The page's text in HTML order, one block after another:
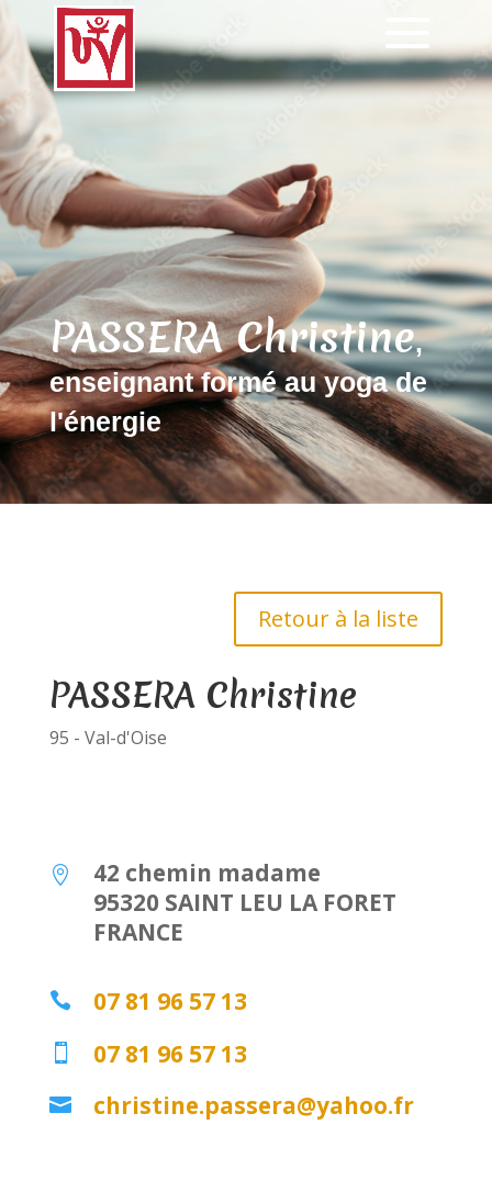
PASSERA Christine,
enseignant formé au yoga de
l'énergie
Retour à la liste
PASSERA Christine
95 - Val-d'Oise

42 chemin madame
95320 SAINT LEU LA FORET
FRANCE
 07 81 96 57 13
 07 81 96 57 13
 christine.passera@yahoo.fr